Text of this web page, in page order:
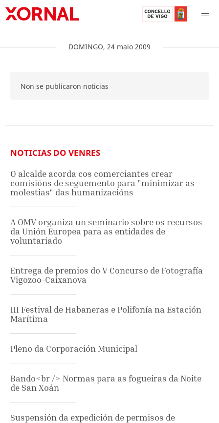
DOMINGO, 24 maio 2009
Non se publicaron noticias
NOTICIAS DO VENRES
O alcalde acorda cos comerciantes crear
comisións de seguemento para "minimizar as
molestias" das humanizacións
A OMV organiza un seminario sobre os recursos
da Unión Europea para as entidades de
voluntariado
Entrega de premios do V Concurso de Fotografía
Vigozoo-Caixanova
III Festival de Habaneras e Polifonía na Estación
Marítima
Pleno da Corporación Municipal
Bando<br /> Normas para as fogueiras da Noite
de San Xoán
Suspensión da expedición de permisos de